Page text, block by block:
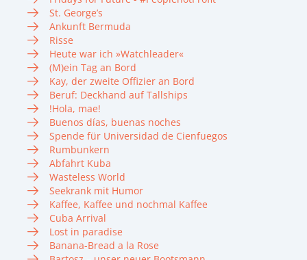
St. George’s
Ankunft Bermuda
Risse
Heute war ich »Watchleader«
(M)ein Tag an Bord
Kay, der zweite Offizier an Bord
Beruf: Deckhand auf Tallships
!Hola, mae!
Buenos días, buenas noches
Spende für Universidad de Cienfuegos
Rumbunkern
Abfahrt Kuba
Wasteless World
Seekrank mit Humor
Kaffee, Kaffee und nochmal Kaffee
Cuba Arrival
Lost in paradise
Banana-Bread a la Rose